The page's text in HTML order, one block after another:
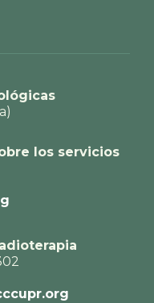
los servicios